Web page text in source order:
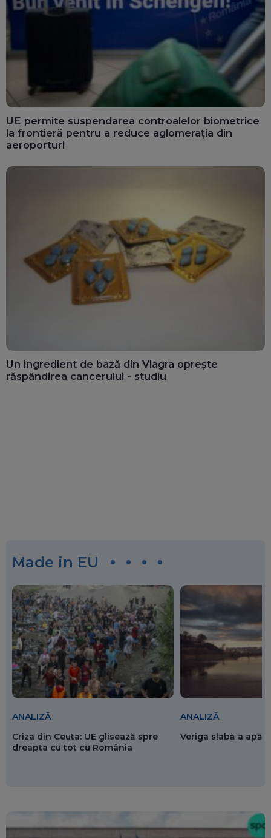
UE permite suspendarea controalelor biometrice
la frontieră pentru a reduce aglomerația din
aeroporturi
Un ingredient de bază din Viagra oprește
răspândirea cancerului - studiu
Made in EU
ANALIZĂ
Criza din Ceuta: UE glisează spre
dreapta cu tot cu România
ANALIZĂ
Veriga slabă a